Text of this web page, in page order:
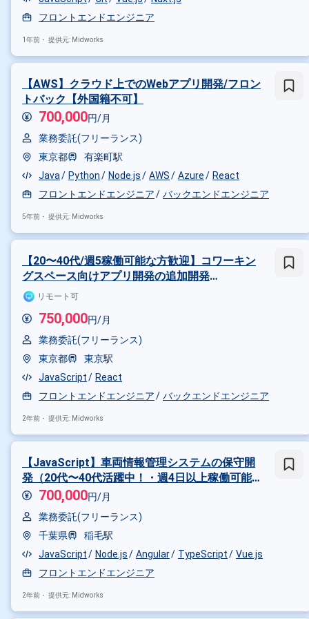
フロントエンドエンジニア
1年前・ 提供元: Midworks
【AWS】クラウド上でのWebアプリ開発/フロン
トバック【外国籍不可】
700,000円/月
業務委託(フリーランス)
東京都
有楽町駅
Java
Python Node.js AWS Azure
React
フロントエンドエンジニア
バックエンドエンジニア
5年前・ 提供元: Midworks
【20〜40代/週5稼働可能な方歓迎】コワーキン
グスペース向けアプリ開発の追加開発
【JavaScript(React)】
リモート可
750,000円/月
業務委託(フリーランス)
東京都
東京駅
JavaScript
React
フロントエンドエンジニア
バックエンドエンジニア
2年前・ 提供元: Midworks
【JavaScript】車両情報管理システムの保守開
発（20代〜40代活躍中！・週4日以上稼働可能な
方にぴったり！）
700,000円/月
業務委託(フリーランス)
千葉県
稲毛駅
JavaScript
Node.js Angular TypeScript
Vue.js
フロントエンドエンジニア
2年前・ 提供元: Midworks
掛け合わせ条件で絞り込む
Node.js × バックエンドエンジニア
特徴で絞り込む
フロントエンドエンジニア バ